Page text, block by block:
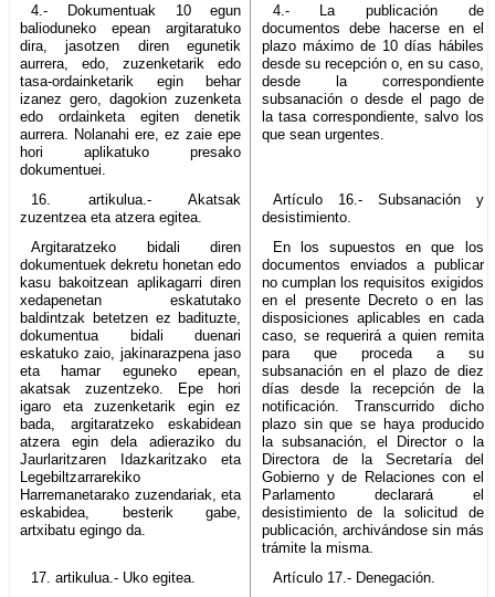
4.- Dokumentuak 10 egun
balioduneko epean argitaratuko
dira, jasotzen diren egunetik
aurrera, edo, zuzenketarik edo
tasa-ordainketarik egin behar
izanez gero, dagokion zuzenketa
edo ordainketa egiten denetik
aurrera. Nolanahi ere, ez zaie epe
hori aplikatuko presako
dokumentuei.
4.- La publicación de
documentos debe hacerse en el
plazo máximo de 10 días hábiles
desde su recepción o, en su caso,
desde la correspondiente
subsanación o desde el pago de
la tasa correspondiente, salvo los
que sean urgentes.
16. artikulua.- Akatsak
zuzentzea eta atzera egitea.
Artículo 16.- Subsanación y
desistimiento.
Argitaratzeko bidali diren
dokumentuek dekretu honetan edo
kasu bakoitzean aplikagarri diren
xedapenetan eskatutako
baldintzak betetzen ez badituzte,
dokumentua bidali duenari
eskatuko zaio, jakinarazpena jaso
eta hamar eguneko epean,
akatsak zuzentzeko. Epe hori
igaro eta zuzenketarik egin ez
bada, argitaratzeko eskabidean
atzera egin dela adieraziko du
Jaurlaritzaren Idazkaritzako eta
Legebiltzarrarekiko
Harremanetarako zuzendariak, eta
eskabidea, besterik gabe,
artxibatu egingo da.
En los supuestos en que los
documentos enviados a publicar
no cumplan los requisitos exigidos
en el presente Decreto o en las
disposiciones aplicables en cada
caso, se requerirá a quien remita
para que proceda a su
subsanación en el plazo de diez
días desde la recepción de la
notificación. Transcurrido dicho
plazo sin que se haya producido
la subsanación, el Director o la
Directora de la Secretaría del
Gobierno y de Relaciones con el
Parlamento declarará el
desistimiento de la solicitud de
publicación, archivándose sin más
trámite la misma.
17. artikulua.- Uko egitea.
Artículo 17.- Denegación.